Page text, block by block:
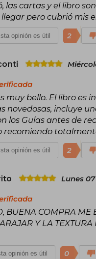
las cartas y el libro
pero cubrió mis
opinión es útil 2
muy bello. El libro es
novedosas, incluye
los Guías antes de
recomiendo
opinión es útil 2
Lunes
BUENA COMPRA ME
Y LA TEXTURA
opinión es útil 0